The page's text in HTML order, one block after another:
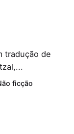
tradução de
ficção